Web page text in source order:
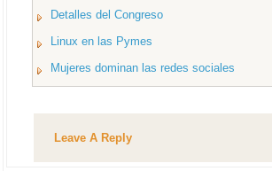
Detalles del Congreso
Linux en las Pymes
Mujeres dominan las redes sociales
Leave A Reply